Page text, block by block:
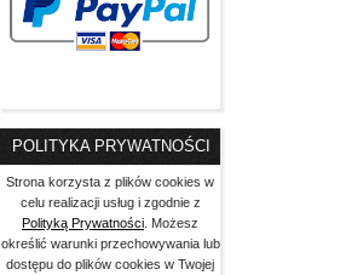
POLITYKA PRYWATNOŚCI
Strona korzysta z plików cookies w
celu realizacji usług i zgodnie z
Polityką Prywatności . Możesz
określić warunki przechowywania lub
dostępu do plików cookies w Twojej